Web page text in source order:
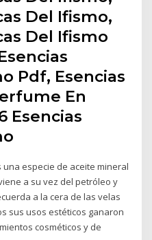
Del Ifismo,
Del Ifismo
Pdf, Esencias
En
Esencias
una especie de aceite mineral
a su vez del petróleo y
a la cera de las velas
sus usos estéticos ganaron
cosméticos y de